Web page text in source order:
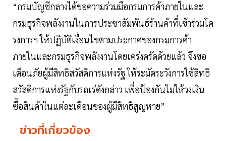
“กรมบัญชีกลางได้ขอความร่วมมือกรมการค้าภายในและ
กรมธุรกิจพลังงานในการประชาสัมพันธ์ร้านค้าที่เข้าร่วมโค
รงการฯ ให้ปฏิบัติเงื่อนไขตามประกาศของกรมการค้า
ภายในและกรมธุรกิจพลังงานโดยเคร่งครัดด้วยแล้ว จึงขอ
เตือนภัยผู้มีสิทธิสวัสดิการแห่งรัฐ ให้ระมัดระวังการใช้สิทธิ
สวัสดิการแห่งรัฐกับรถเร่ดังกล่าว เพื่อป้องกันไม่ให้วงเงิน
ซื้อสินค้าในแต่ละเดือนของผู้มีสิทธิสูญหาย”
ข่าวที่เกี่ยวข้อง